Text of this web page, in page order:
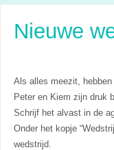
Nieuwe
Als alles meezit,
Peter en Kiem zijn druk
Schrijf het alvast in de
Onder het kopje
wedstrijd.